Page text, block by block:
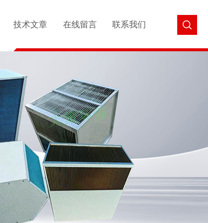
技术文章 在线留言 联系我们